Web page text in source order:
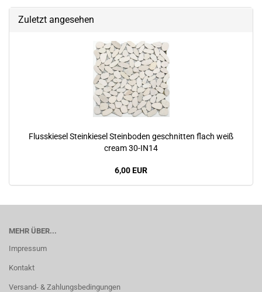
Zuletzt angesehen
Flusskiesel Steinkiesel Steinboden geschnitten flach weiß
cream 30-IN14
6,00 EUR
MEHR ÜBER...
Impressum
Kontakt
Versand- & Zahlungsbedingungen